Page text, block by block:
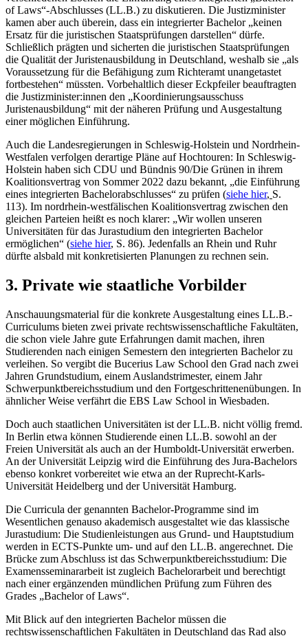
of Laws“-Abschlusses (LL.B.) zu diskutieren. Die Justizminister
kamen aber auch überein, dass ein integrierter Bachelor „keinen
Ersatz für die juristischen Staatsprüfungen darstellen“ dürfe.
Schließlich prägten und sicherten die juristischen Staatsprüfungen
die Qualität der Juristenausbildung in Deutschland, weshalb sie „als
Voraussetzung für die Befähigung zum Richteramt unangetastet
fortbestehen“ müssten. Vorbehaltlich dieser Eckpfeiler beauftragten
die Justizminister:innen den „Koordinierungsausschuss
Juristenausbildung“ mit der näheren Prüfung und Ausgestaltung
einer möglichen Einführung.
Auch die Landesregierungen in Schleswig-Holstein und Nordrhein-
Westfalen verfolgen derartige Pläne auf Hochtouren: In Schleswig-
Holstein haben sich CDU und Bündnis 90/Die Grünen in ihrem
Koalitionsvertrag von Sommer 2022 dazu bekannt, „die Einführung
eines integrierten Bachelorabschlusses“ zu prüfen (siehe hier, S.
113). Im nordrhein-westfälischen Koalitionsvertrag zwischen den
gleichen Parteien heißt es noch klarer: „Wir wollen unseren
Universitäten für das Jurastudium den integrierten Bachelor
ermöglichen“ (siehe hier, S. 86). Jedenfalls an Rhein und Ruhr
dürfte alsbald mit konkretisierten Planungen zu rechnen sein.
3. Private wie staatliche Vorbilder
Anschauungsmaterial für die konkrete Ausgestaltung eines LL.B.-
Curriculums bieten zwei private rechtswissenschaftliche Fakultäten,
die schon viele Jahre gute Erfahrungen damit machen, ihren
Studierenden nach einigen Semestern den integrierten Bachelor zu
verleihen. So vergibt die Bucerius Law School den Grad nach zwei
Jahren Grundstudium, einem Auslandstrimester, einem Jahr
Schwerpunktbereichsstudium und den Fortgeschrittenenübungen. In
ähnlicher Weise verfährt die EBS Law School in Wiesbaden.
Doch auch staatlichen Universitäten ist der LL.B. nicht völlig fremd.
In Berlin etwa können Studierende einen LL.B. sowohl an der
Freien Universität als auch an der Humboldt-Universität erwerben.
An der Universität Leipzig wird die Einführung des Jura-Bachelors
ebenso konkret vorbereitet wie etwa an der Ruprecht-Karls-
Universität Heidelberg und der Universität Hamburg.
Die Curricula der genannten Bachelor-Programme sind im
Wesentlichen genauso akademisch ausgestaltet wie das klassische
Jurastudium: Die Studienleistungen aus Grund- und Hauptstudium
werden in ECTS-Punkte um- und auf den LL.B. angerechnet. Die
Brücke zum Abschluss ist das Schwerpunktbereichsstudium: Die
Examensseminararbeit ist zugleich Bachelorarbeit und berechtigt
nach einer ergänzenden mündlichen Prüfung zum Führen des
Grades „Bachelor of Laws“.
Mit Blick auf den integrierten Bachelor müssen die
rechtswissenschaftlichen Fakultäten in Deutschland das Rad also